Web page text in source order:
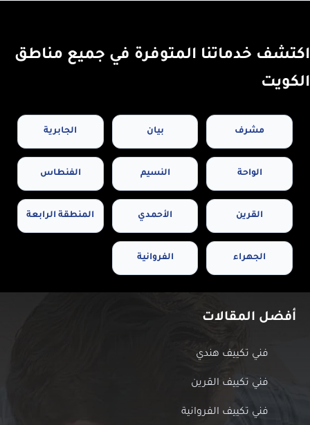
اكتشف خدماتنا المتوفرة في جميع مناطق
الكويت
مشرف بيان الجابرية
الواحة النسيم الفنطاس
القرين الأحمدي المنطقة الرابعة
الجهراء الفروانية
أفضل المقالات
فني تكييف هندي
فني تكييف القرين
فني تكييف الفروانية